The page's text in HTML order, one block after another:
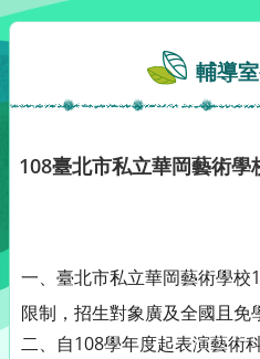
輔導
108臺北市私立華岡藝術
一、臺北市私立華岡藝術學校
限制，招生對象廣及全國且免
二、自108學年度起表演藝術